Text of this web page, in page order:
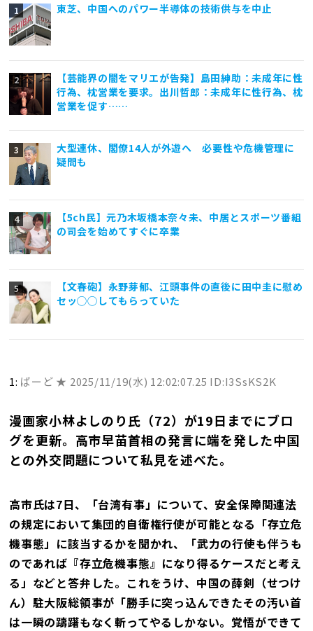
東芝、中国へのパワー半導体の技術供与を中止
【芸能界の闇をマリエが告発】島田紳助：未成年に性
行為、枕営業を要求。出川哲郎：未成年に性行為、枕
営業を促す……
大型連休、閣僚14人が外遊へ 必要性や危機管理に
疑問も
【5ch民】元乃木坂橋本奈々未、中居とスポーツ番組
の司会を始めてすぐに卒業
【文春砲】永野芽郁、江頭事件の直後に田中圭に慰め
セッ◯◯してもらっていた
1: ばーど ★ 2025/11/19(水) 12:02:07.25 ID:I3SsKS2K
漫画家小林よしのり氏（72）が19日までにブロ
グを更新。高市早苗首相の発言に端を発した中国
との外交問題について私見を述べた。
高市氏は7日、「台湾有事」について、安全保障関連法
の規定において集団的自衛権行使が可能となる「存立危
機事態」に該当するかを聞かれ、「武力の行使も伴うも
のであれば『存立危機事態』になり得るケースだと考え
る」などと答弁した。これをうけ、中国の薛剣（せつけ
ん）駐大阪総領事が「勝手に突っ込んできたその汚い首
は一瞬の躊躇もなく斬ってやるしかない。覚悟ができて